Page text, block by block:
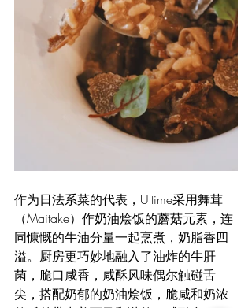
作为日法系菜的代表，Ultime采用舞茸
（Maitake）作奶油烩饭的蘑菇元素，连
同慷慨的牛油分量一起烹煮，奶脂香四
溢。厨房更巧妙地融入了油炸的牛肝
菌，脆口咸香，咸酥风味偶尔触碰舌
尖，搭配奶郁的奶油烩饭，脆咸和奶浓